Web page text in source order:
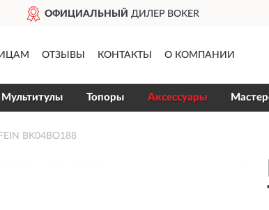
ОФИЦИАЛЬНЫЙ ДИЛЕР BOKER
ОТЗЫВЫ КОНТАКТЫ О КОМПАНИИ
Мультитулы Топоры Аксессуары
BK04BO188